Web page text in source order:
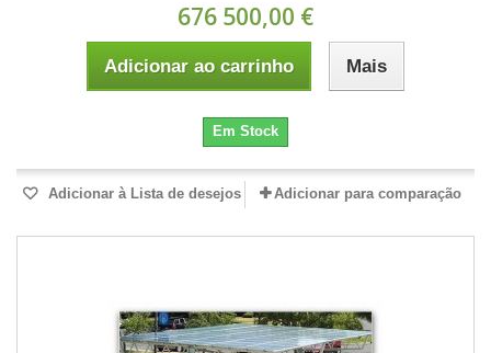
676 500,00 €
Adicionar ao carrinho Mais
Em Stock
Adicionar à Lista de desejos Adicionar para comparação